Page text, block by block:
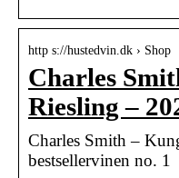
http s://hustedvin.dk › Shop
Charles
Riesling –
Charles Smith –
bestsellervinen no. 1